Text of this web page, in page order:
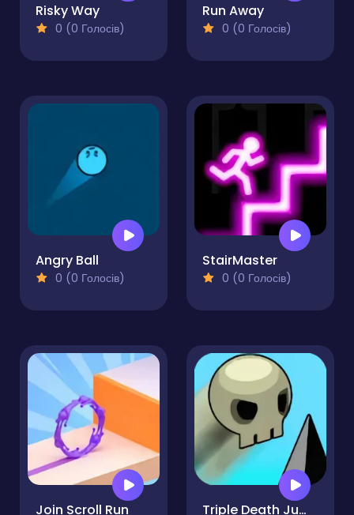
Risky Way
0 (0 Голосів)
Run Away
0 (0 Голосів)
Angry Ball
0 (0 Голосів)
StairMaster
0 (0 Голосів)
Join Scroll Run Triple Death Jump